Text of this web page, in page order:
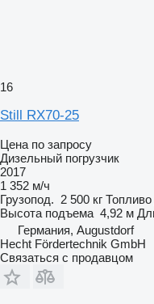
16
Still RX70-25
Цена по запросу
Дизельный погрузчик
2017
1 352 м/ч
Грузопод. 2 500 кг Топливо
Высота подъема 4,92 м
Германия, Augustdorf
Hecht Fördertechnik GmbH
Связаться с продавцом